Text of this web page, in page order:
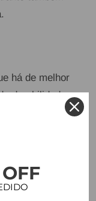
há de melhor
durabilidade,
a possibilidade
coleções.
cada detalhe,